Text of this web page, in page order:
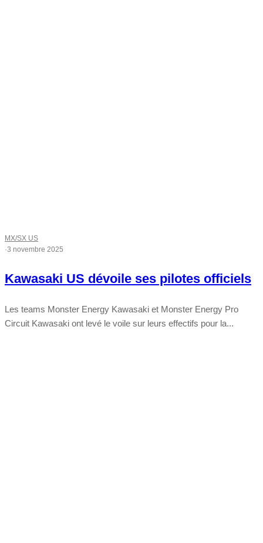
MX/SX US
·3 novembre 2025
Kawasaki US dévoile ses pilotes officiels
Les teams Monster Energy Kawasaki et Monster Energy Pro
Circuit Kawasaki ont levé le voile sur leurs effectifs pour la...